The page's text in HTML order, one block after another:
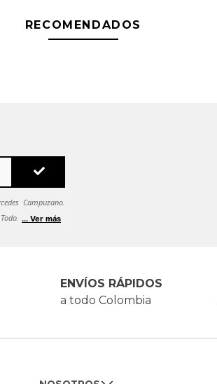
RECOMENDADOS
Campuzano.
tus datos se
... Ver más
ENVÍOS RÁPIDOS
a todo Colombia